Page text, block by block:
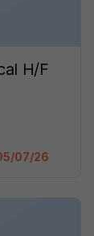
H/F
07/26